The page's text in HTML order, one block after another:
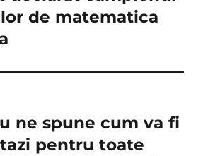
de matematica
ne spune cum va fi
pentru toate